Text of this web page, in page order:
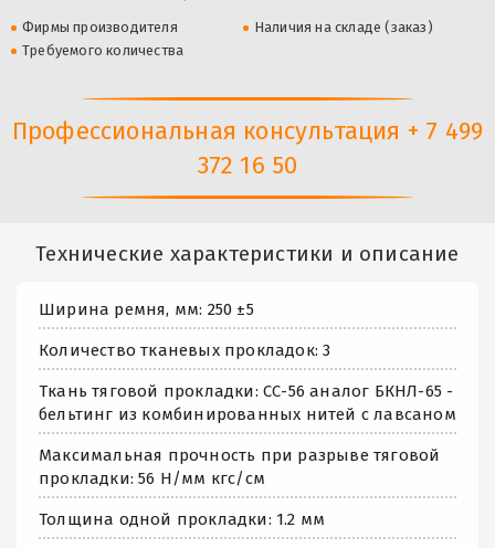
Фирмы производителя
Наличия на складе (заказ)
Требуемого количества
Профессиональная консультация + 7 499
372 16 50
Технические характеристики и описание
Ширина ремня, мм: 250 ±5
Количество тканевых прокладок: 3
Ткань тяговой прокладки: СС-56 аналог БКНЛ-65 -
бельтинг из комбинированных нитей с лавсаном
Максимальная прочность при разрыве тяговой
прокладки: 56 Н/мм кгс/см
Толщина одной прокладки: 1.2 мм